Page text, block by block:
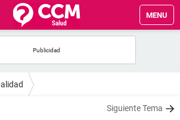
MENU
Siguiente Tema